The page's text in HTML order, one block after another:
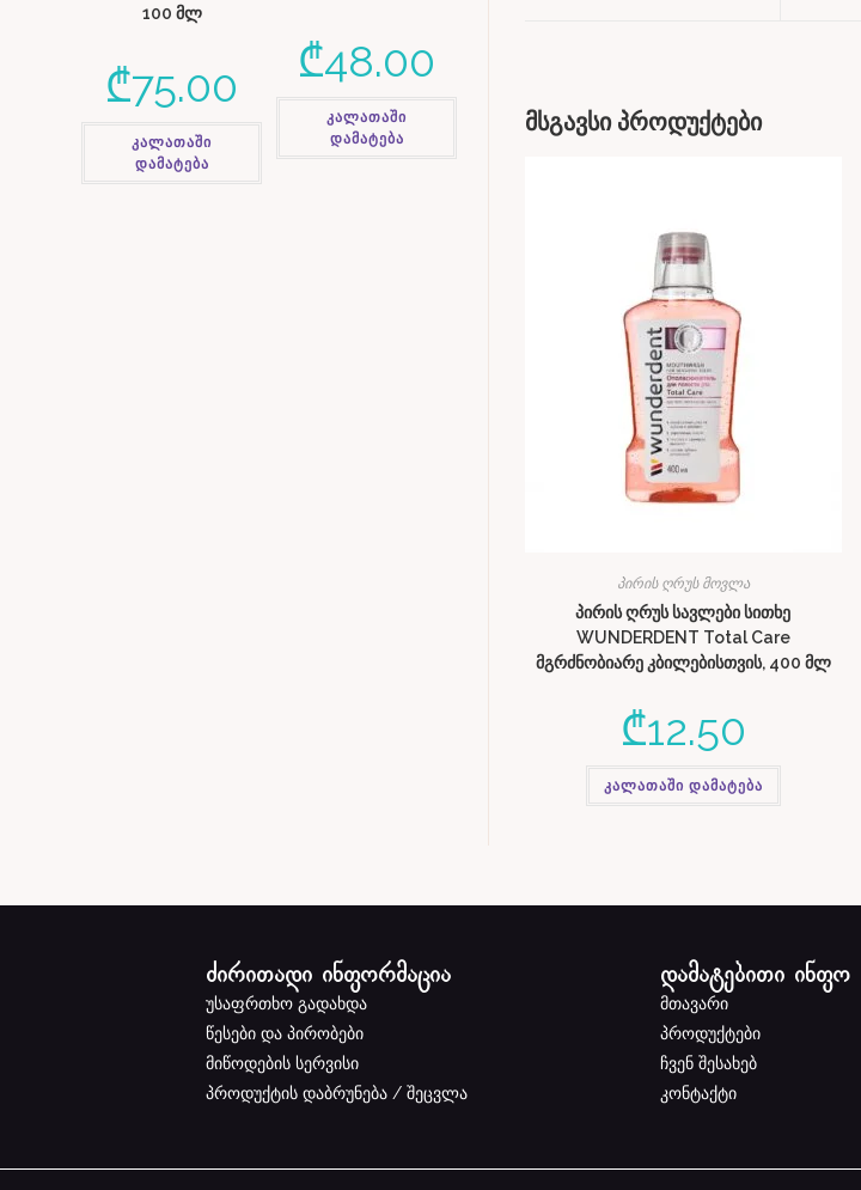
მსგავსი პროდუქტები
პირის ღრუს მოვლა
პირის ღრუს სავლები სითხე
WUNDERDENT Total Care
მგრძნობიარე კბილებისთვის, 400 მლ
₾12.50
კალათაში დამატება
100 მლ
₾75.00
კალათაში
დამატება
₾48.00
კალათაში
დამატება
ძირითადი ინფორმაცია
უსაფრთხო გადახდა
წესები და პირობები
მიწოდების სერვისი
პროდუქტის დაბრუნება / შეცვლა
დამატებითი ინფო
მთავარი
პროდუქტები
ჩვენ შესახებ
კონტაქტი